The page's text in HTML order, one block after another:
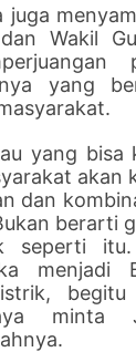
juga
Wakil
yang
yang bisa
akan
dan
berarti
seperti itu.
menjadi
minta